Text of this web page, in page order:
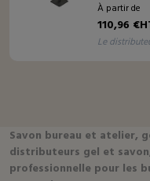
À partir de
110,96
le
Savon bureau et atelier,
distributeurs gel et
professionnelle pour les